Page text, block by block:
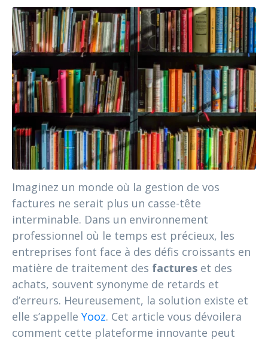
Imaginez un monde où la gestion de vos
factures ne serait plus un casse-tête
interminable. Dans un environnement
professionnel où le temps est précieux, les
entreprises font face à des défis croissants en
matière de traitement des factures et des
achats, souvent synonyme de retards et
d’erreurs. Heureusement, la solution existe et
elle s’appelle Yooz. Cet article vous dévoilera
comment cette plateforme innovante peut